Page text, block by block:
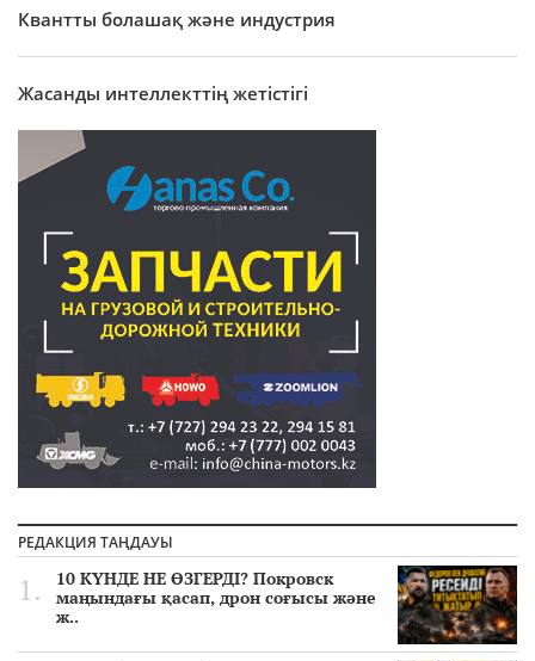
Квантты болашақ және индустрия
Жасанды интеллекттің жетістігі
РЕДАКЦИЯ ТАҢДАУЫ
10 КҮНДЕ НЕ ӨЗГЕРДІ? Покровск
маңындағы қасап, дрон соғысы және
ж..